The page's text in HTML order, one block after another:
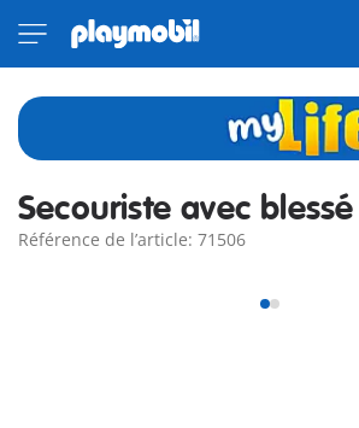
Secouriste avec blessé
Référence de l’article: 71506